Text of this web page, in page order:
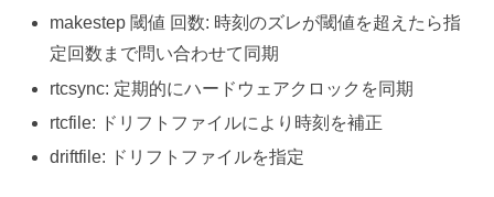
makestep 閾値 回数: 時刻のズレが閾値を超えたら指
定回数まで問い合わせて同期
rtcsync: 定期的にハードウェアクロックを同期
rtcfile: ドリフトファイルにより時刻を補正
driftfile: ドリフトファイルを指定